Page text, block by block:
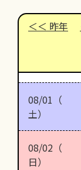
昨年
08/01（
土）
08/02（
日）